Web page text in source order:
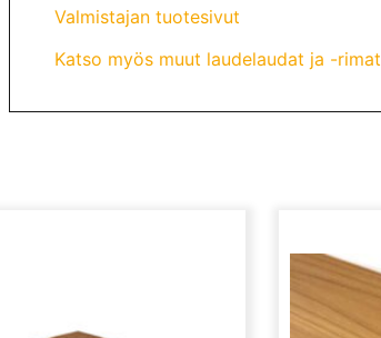
Valmistajan tuotesivut
Katso myös muut laudelaudat ja -rimat